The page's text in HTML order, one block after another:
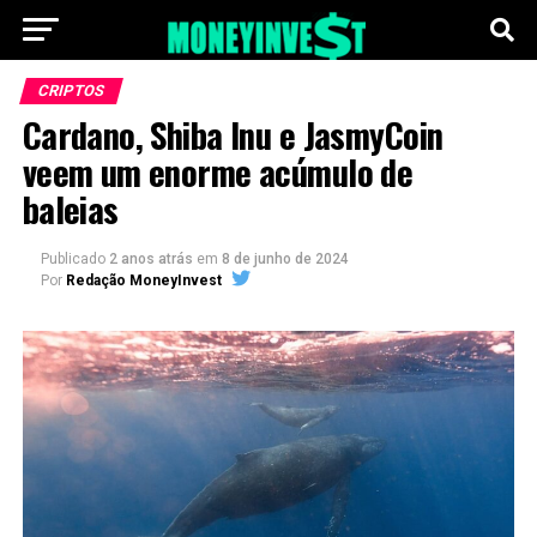
CRIPTOS
Cardano, Shiba Inu e JasmyCoin
veem um enorme acúmulo de
baleias
Publicado 2 anos atrás em 8 de junho de 2024
Por Redação MoneyInvest